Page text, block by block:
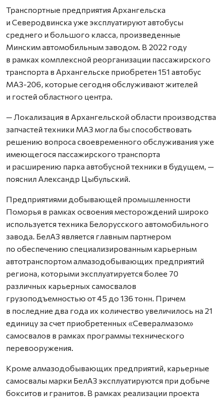
Транспортные предприятия Архангельска
и Северодвинска уже эксплуатируют автобусы
среднего и большого класса, произведенные
Минским автомобильным заводом. В 2022 году
в рамках комплексной реорганизации пассажирского
транспорта в Архангельске приобретен 151 автобус
МАЗ-206, которые сегодня обслуживают жителей
и гостей областного центра.
— Локализация в Архангельской области производства
запчастей техники МАЗ могла бы способствовать
решению вопроса своевременного обслуживания уже
имеющегося пассажирского транспорта
и расширению парка автобусной техники в будущем, —
пояснил Александр Цыбульский.
Предприятиями добывающей промышленности
Поморья в рамках освоения месторождений широко
используется техника Белорусского автомобильного
завода. БелАЗ является главным партнером
по обеспечению специализированным карьерным
автотранспортом алмазодобывающих предприятий
региона, которыми эксплуатируется более 70
различных карьерных самосвалов
грузоподъемностью от 45 до 136 тонн. Причем
в последние два года их количество увеличилось на 21
единицу за счет приобретенных «Севералмазом»
самосвалов в рамках программы технического
перевооружения.
Кроме алмазодобывающих предприятий, карьерные
самосвалы марки БелАЗ эксплуатируются при добыче
бокситов и гранитов. В рамках реализации проекта